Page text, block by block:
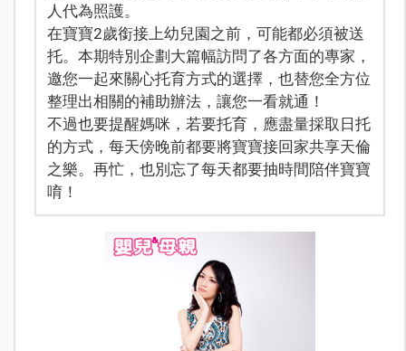
人代為照護。
在寶寶2歲銜接上幼兒園之前，可能都必須被送
托。本期特別企劃大篇幅訪問了各方面的專家，
邀您一起來關心托育方式的選擇，也替您全方位
整理出相關的補助辦法，讓您一看就通！
不過也要提醒媽咪，若要托育，應盡量採取日托
的方式，每天傍晚前都要將寶寶接回家共享天倫
之樂。再忙，也別忘了每天都要抽時間陪伴寶寶
唷！